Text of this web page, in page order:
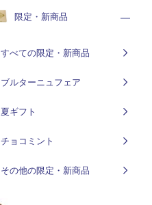
限定・新商品
すべての限定・新商品
ブルターニュフェア
夏ギフト
チョコミント
その他の限定・新商品